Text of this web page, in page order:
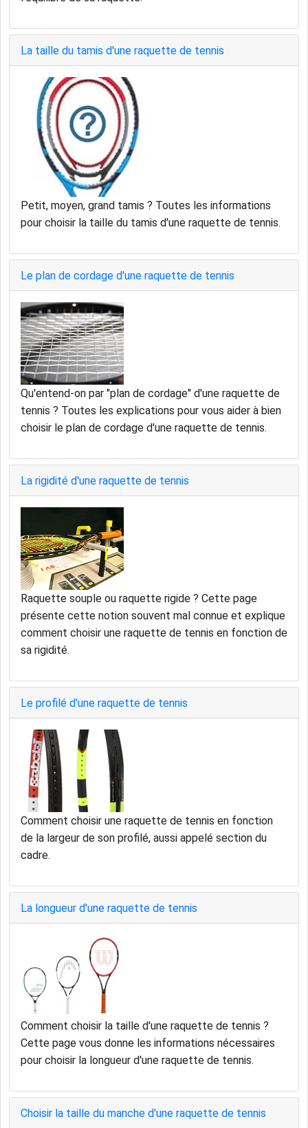
La taille du tamis d'une raquette de tennis
Petit, moyen, grand tamis ? Toutes les informations
pour choisir la taille du tamis d'une raquette de tennis.
Le plan de cordage d'une raquette de tennis
Qu'entend-on par "plan de cordage" d'une raquette de
tennis ? Toutes les explications pour vous aider à bien
choisir le plan de cordage d'une raquette de tennis.
La rigidité d'une raquette de tennis
Raquette souple ou raquette rigide ? Cette page
présente cette notion souvent mal connue et explique
comment choisir une raquette de tennis en fonction de
sa rigidité.
Le profilé d'une raquette de tennis
Comment choisir une raquette de tennis en fonction
de la largeur de son profilé, aussi appelé section du
cadre.
La longueur d'une raquette de tennis
Comment choisir la taille d'une raquette de tennis ?
Cette page vous donne les informations nécessaires
pour choisir la longueur d'une raquette de tennis.
Choisir la taille du manche d'une raquette de tennis